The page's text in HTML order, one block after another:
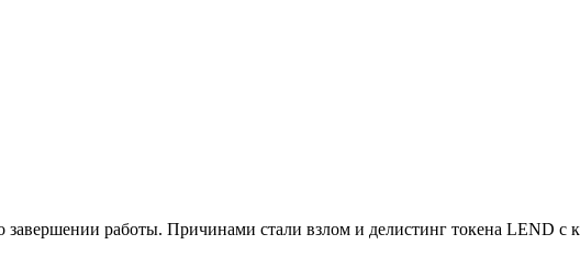
завершении работы. Причинами стали взлом и делистинг токена LEND с